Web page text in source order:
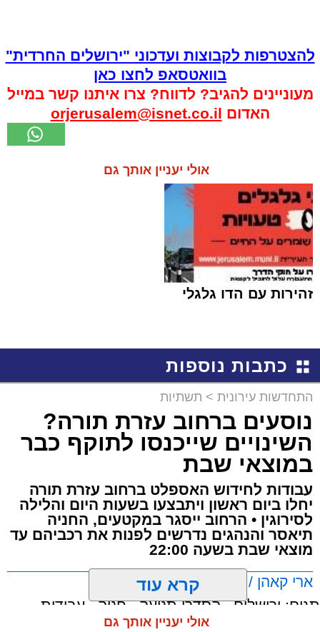
להצטרפות לקבוצות ועדכוני "ירושלים החרדית"
בוואטסאפ לחצו כאן
מעוניינים להגיב? לדווח? צרו איתנו קשר במייל
האדום orjerusalem@isnet.co.il
אולי יעניין אותך גם
זהירות עם הדו גלגלי
כתבות נוספות
התחדשות עירונית > תשתיות
נוסעים ברחוב עזרת תורה?
השינויים שייכנסו לתוקף כבר
במוצאי שבת
עבודות לחידוש האספלט ברחוב עזרת תורה
יחלו ביום ראשון ויתבצעו בשעות היום והלילה
לסירוגין • הרחוב ייסגר במקטעים, החניה
תיאסר והנהגים נדרשים לפנות את רכביהם עד
מוצאי שבת בשעה 22:00
ארי קאהן / 10:15 07.08.26
תגים: ירושלים, הסדרי תנועה, חניה, עבודות
חדשות ירושלים, ירושלים החרדית
קרא עוד
אולי יעניין אותך גם